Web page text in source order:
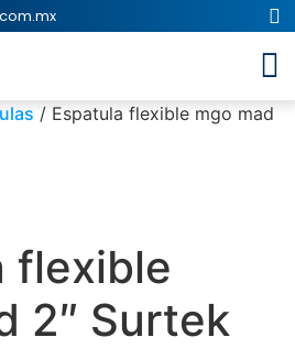
/ Espatula flexible mgo mad
flexible
2″ Surtek